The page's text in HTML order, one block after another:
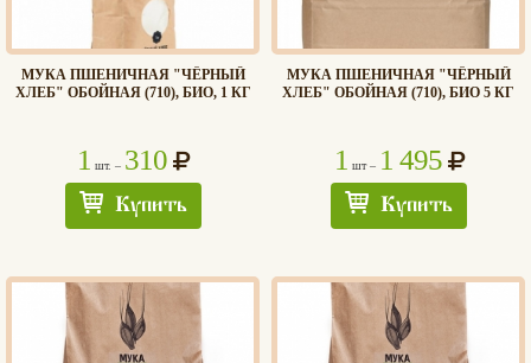
МУКА ПШЕНИЧНАЯ "ЧЁРНЫЙ
ХЛЕБ" ОБОЙНАЯ (710), БИО, 1 КГ
1 шт. – 310
Купить
МУКА ПШЕНИЧНАЯ "ЧЁРНЫЙ
ХЛЕБ" ОБОЙНАЯ (710), БИО 5 КГ
1 шт – 1 495
Купить